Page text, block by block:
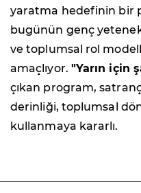
yaratma hedefinin bir
bugünün genç
ve toplumsal rol
amaçlıyor. "Yarın için
çıkan program,
derinliği, toplumsal
kullanmaya kararlı.